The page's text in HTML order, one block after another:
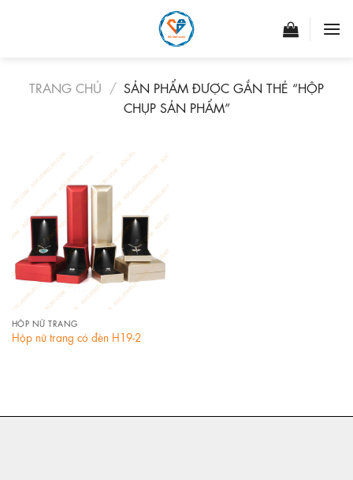
TRANG CHỦ / SẢN PHẨM ĐƯỢC GẮN THẺ “HỘP
CHỤP SẢN PHẨM”
HỘP NỮ TRANG
Hộp nữ trang có đèn H19-2